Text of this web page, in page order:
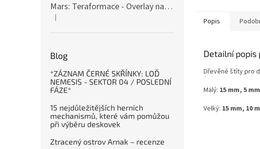
Mars: Teraformace - Overlay na destičky kolonií
Hodnocení produktu je 5 z 5 hvězdiček.
|
Blog
*ZÁZNAM ČERNÉ SKŘÍNKY: LOĎ
NEMESIS - SEKTOR 04 / POSLEDNÍ
FÁZE*
15 nejdůležitějších herních
mechanismů, které vám pomůžou
při výběru deskovek
Ztracený ostrov Arnak – recenze
Popis
Detailní popis
Dřevěné štíty pro
Malý: 15 mm, 5 mm
Velký: 15 mm, 10